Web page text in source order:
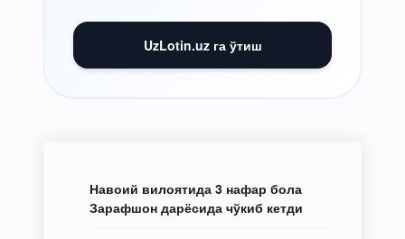
UzLotin.uz га ўтиш
Навоий вилоятида 3 нафар бола
Зарафшон дарёсида чўкиб кетди